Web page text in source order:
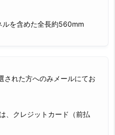
を含めた全長約560mm
された方へのみメールにてお
、クレジットカード（前払